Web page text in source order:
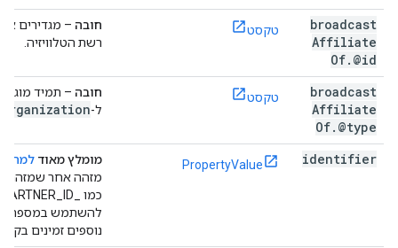
broadcast
Affiliate
Of. @id
טקסט חובה – מגדירים
רשת הטלוויזיה.
broadcast
Affiliate
Of. @type
טקסט חובה – תמיד מוגדר
ל-Organization
identifier
PropertyValue מומלץ מאוד למה?
מזהה אחר שמזהה
להשתמש במספר
נוספים זמינים